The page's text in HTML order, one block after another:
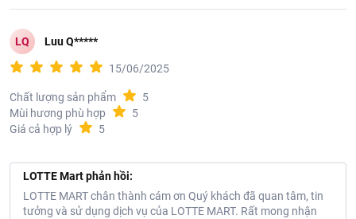
LQ Luu Q*****
15/06/2025
Chất lượng sản phẩm
5
Mùi hương phù hợp
5
Giá cả hợp lý
5
LOTTE Mart phản hồi:
LOTTE MART chân thành cám ơn Quý khách đã quan tâm, tin
tưởng và sử dụng dịch vụ của LOTTE MART. Rất mong nhận